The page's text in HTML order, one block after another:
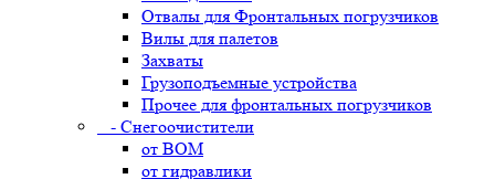
Отвалы для Фронтальных погрузчиков
Вилы для палетов
Захваты
Грузоподъемные устройства
Прочее для фронтальных погрузчиков
- Снегоочистители
от ВОМ
от гидравлики